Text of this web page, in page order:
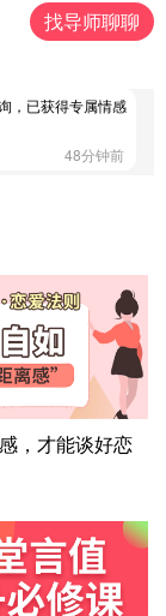
找导师聊聊
已获得专属情感方
，已获得专属情感
48分钟前
22分钟前
询，已获得专属情感
56分钟前
，已获得专属情感
41分钟前
，已获得专属情感
，才能谈好恋